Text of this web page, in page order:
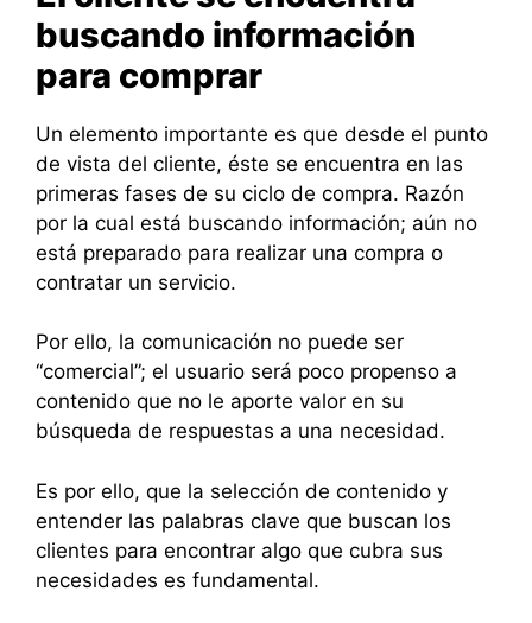
buscando información
para comprar
Un elemento importante es que desde el punto
de vista del cliente, éste se encuentra en las
primeras fases de su ciclo de compra. Razón
por la cual está buscando información; aún no
está preparado para realizar una compra o
contratar un servicio.
Por ello, la comunicación no puede ser
“comercial”; el usuario será poco propenso a
contenido que no le aporte valor en su
búsqueda de respuestas a una necesidad.
Es por ello, que la selección de contenido y
entender las palabras clave que buscan los
clientes para encontrar algo que cubra sus
necesidades es fundamental.